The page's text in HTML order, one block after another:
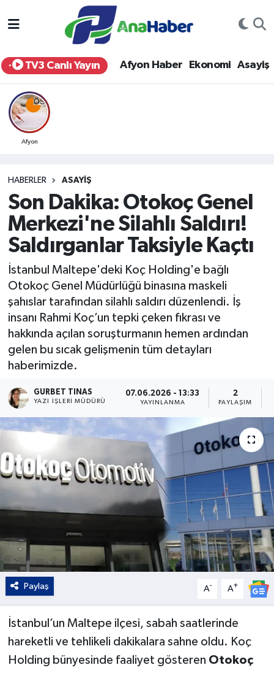
TV3 Canlı Yayın Afyon Haber Ekonomi Asayiş
Afyon
HABERLER ASAYIŞ
Son Dakika: Otokoç Genel
Merkezi'ne Silahlı Saldırı!
Saldırganlar Taksiyle Kaçtı
İstanbul Maltepe'deki Koç Holding'e bağlı
Otokoç Genel Müdürlüğü binasına maskeli
şahıslar tarafından silahlı saldırı düzenlendi. İş
insanı Rahmi Koç’un tepki çeken fıkrası ve
hakkında açılan soruşturmanın hemen ardından
gelen bu sıcak gelişmenin tüm detayları
haberimizde.
GURBET TINAS
YAZI İŞLERI MÜDÜRÜ
07.06.2026 - 13:33
YAYINLANMA
2
PAYLAŞIM
Paylaş A- A+
İstanbul’un Maltepe ilçesi, sabah saatlerinde
hareketli ve tehlikeli dakikalara sahne oldu. Koç
Holding bünyesinde faaliyet gösteren Otokoç
Yurt Haber
Afyon Haber
Ekonomi
Siyaset
Eğitim
Sağlık
Teknoloji
Kültür - Sanat
Yaşam
Afyonkarahisar Nöbetçi Eczaneler
Afyonkarahisar Hava Durumu
Afyonkarahisar Namaz Vakitleri
Afyonkarahisar Trafik Yoğunluk Haritası
Tüm Manşetler
Son Dakika Haberleri
Haber Arşivi